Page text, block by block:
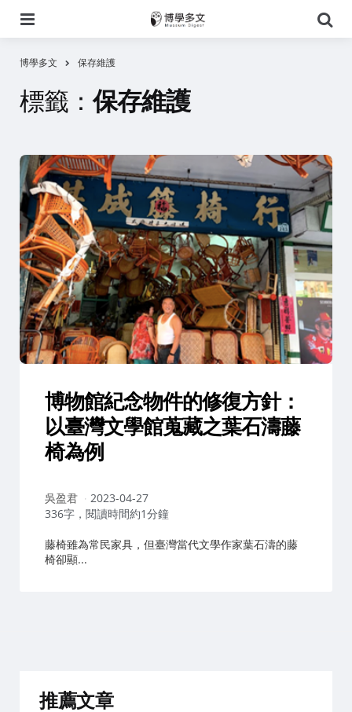
尋
博學多文 保存維護
標籤：保存維護
博物館紀念物件的修復方針：
以臺灣文學館蒐藏之葉石濤藤
椅為例
作
者：
吳盈君
2023-04-27
336字，閱讀時間約1分鐘
藤椅雖為常民家具，但臺灣當代文學作家葉石濤的藤
椅卻顯...
推薦文章